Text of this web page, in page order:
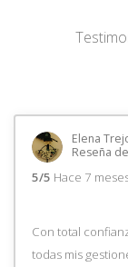
Elena
Reseña
5/5 Hace 7
Con total
todas mis